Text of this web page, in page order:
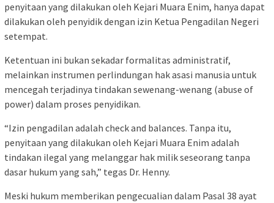
penyitaan yang dilakukan oleh Kejari Muara Enim, hanya dapat
dilakukan oleh penyidik dengan izin Ketua Pengadilan Negeri
setempat.
Ketentuan ini bukan sekadar formalitas administratif,
melainkan instrumen perlindungan hak asasi manusia untuk
mencegah terjadinya tindakan sewenang-wenang (abuse of
power) dalam proses penyidikan.
“Izin pengadilan adalah check and balances. Tanpa itu,
penyitaan yang dilakukan oleh Kejari Muara Enim adalah
tindakan ilegal yang melanggar hak milik seseorang tanpa
dasar hukum yang sah,” tegas Dr. Henny.
Meski hukum memberikan pengecualian dalam Pasal 38 ayat